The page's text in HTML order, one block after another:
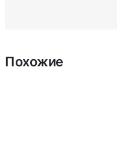
Похожие